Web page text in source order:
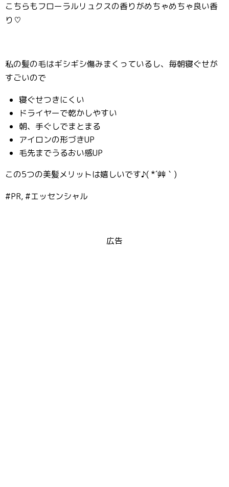
こちらもフローラルリュクスの香りがめちゃめちゃ良い香
り♡
私の髪の毛はギシギシ傷みまくっているし、毎朝寝ぐせが
すごいので
寝ぐせつきにくい
ドライヤーで乾かしやすい
朝、手ぐしでまとまる
アイロンの形づきUP
毛先までうるおい感UP
この5つの美髪メリットは嬉しいです♪( *´艸｀)
#PR, #エッセンシャル
広告